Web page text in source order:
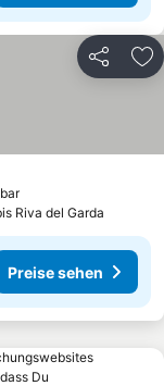
Teilen
Preise sehen
Riva del Garda
Preise sehen
Du